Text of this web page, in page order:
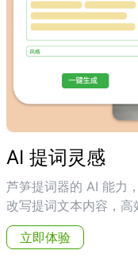
AI 提词灵感
芦笋提词器的 AI 能力
改写提词文本内容，高
立即体验